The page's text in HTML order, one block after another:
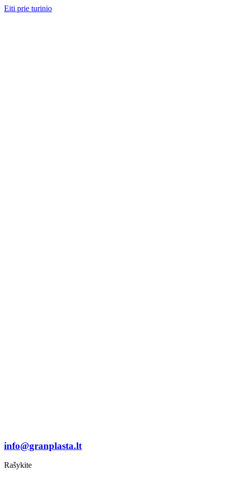
Eiti prie turinio
info@granplasta.lt
Rašykite